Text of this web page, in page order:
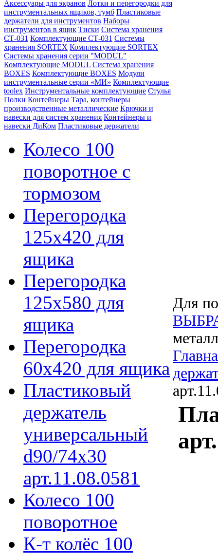
Аксессуары для экранов Лотки и перегородки для
инструментальных ящиков, тумб Пластиковые
держатели для инструментов Наборы
инструментов в ящик Тиски Система хранения
СТ-031 Комплектующие СТ-031 Системы
хранения SORTEX Комплектующие SORTEX
Системы хранения серии "MODUL"
Комплектующие MODUL Система хранения
BOXES Комплектующие BOXES Модули
инструментальные серии «МИ» Комплектующие
toolex Инструментальные комплектующие Стулья
Полки Контейнеры Тара, контейнеры
производственные металлические Крючки и
навески для систем хранения Контейнеры и
навески ДиКом Пластиковые держатели
Колесо 100
поворотное с
тормозом
Перегородка
125х420 для
ящика
Перегородка
125х580 для
ящика
Перегородка
60х420 для ящика
Пластиковый
держатель
универсальный
d90/74х30
арт.11.08.0581
Колесо 100
поворотное
К-т колёс 100
Для